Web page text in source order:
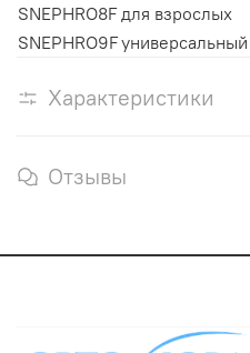
SNEPHRO8F для взрослых
SNEPHRO9Fуниверсальный
Характеристики
Отзывы